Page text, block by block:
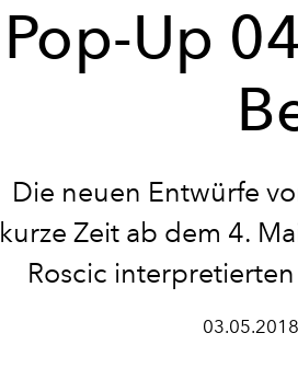
Pop-Up
Die neuen Entwürfe
kurze Zeit ab dem 4.
Roscic